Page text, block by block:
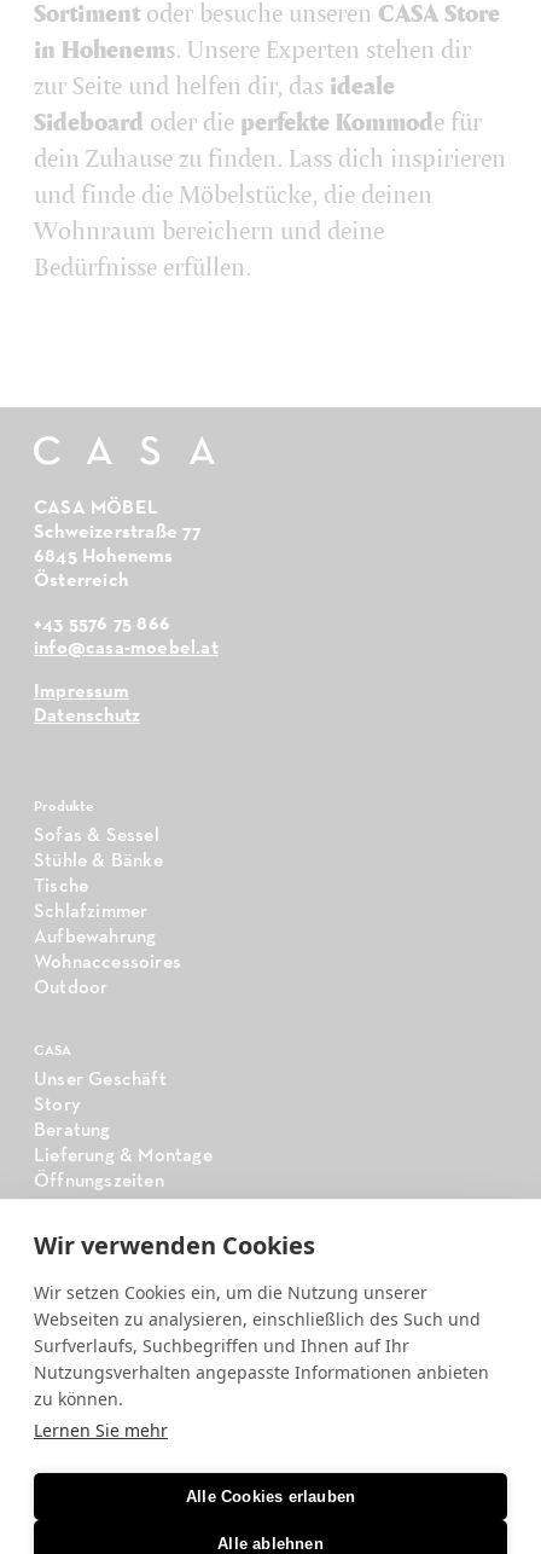
Wir verwenden Cookies
Wir setzen Cookies ein, um die Nutzung unserer
Webseiten zu analysieren, einschließlich des Such und
Surfverlaufs, Suchbegriffen und Ihnen auf Ihr
Nutzungsverhalten angepasste Informationen anbieten
zu können.
Lernen Sie mehr
Alle Cookies erlauben
Alle ablehnen
Sortiment oder besuche unseren CASA Store
in Hohenems. Unsere Experten stehen dir
zur Seite und helfen dir, das ideale
Sideboard oder die perfekte Kommode für
dein Zuhause zu finden. Lass dich inspirieren
und finde die Möbelstücke, die deinen
Wohnraum bereichern und deine
Bedürfnisse erfüllen.
CASA MÖBEL
Schweizerstraße 77
6845 Hohenems
Österreich
+43 5576 75 866
info@casa-moebel.at
Impressum
Datenschutz
Produkte
Sofas & Sessel
Stühle & Bänke
Tische
Schlafzimmer
Aufbewahrung
Wohnaccessoires
Outdoor
CASA
Unser Geschäft
Story
Beratung
Lieferung & Montage
Öffnungszeiten
CASA
Sideboardsystem
CASA Studio
Instagram
Facebook
Gartenkollektion 2025